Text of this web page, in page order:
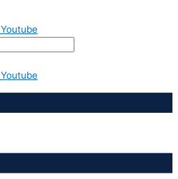
Youtube
Youtube